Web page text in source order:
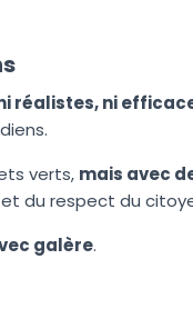
réalistes, ni
verts, mais avec
et du respect du
galère.